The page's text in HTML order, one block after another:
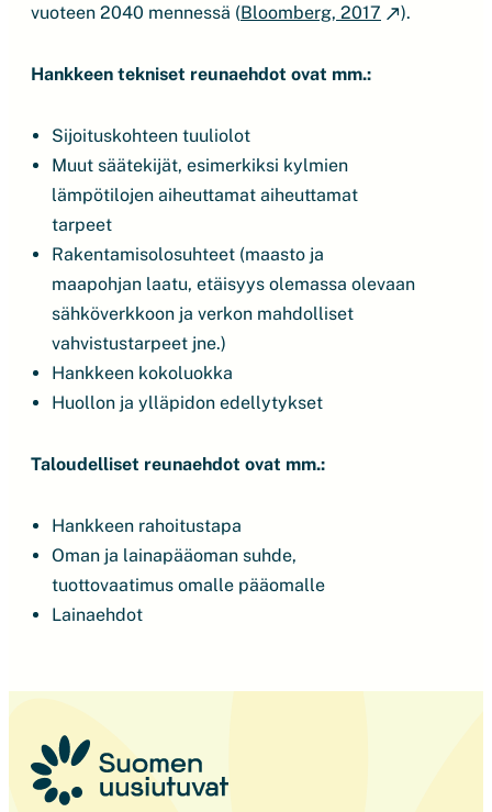
vuoteen 2040 mennessä (Bloomberg, 2017 ).
Hankkeen tekniset reunaehdot ovat mm.:
Sijoituskohteen tuuliolot
Muut säätekijät, esimerkiksi kylmien
lämpötilojen aiheuttamat aiheuttamat
tarpeet
Rakentamisolosuhteet (maasto ja
maapohjan laatu, etäisyys olemassa olevaan
sähköverkkoon ja verkon mahdolliset
vahvistustarpeet jne.)
Hankkeen kokoluokka
Huollon ja ylläpidon edellytykset
Taloudelliset reunaehdot ovat mm.:
Hankkeen rahoitustapa
Oman ja lainapääoman suhde,
tuottovaatimus omalle pääomalle
Lainaehdot